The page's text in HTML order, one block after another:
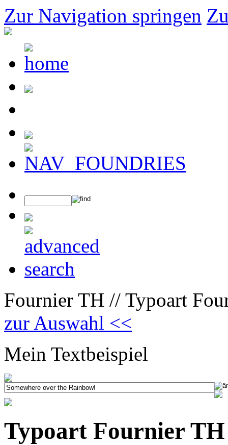
Zur Navigation springen
Fournier TH // Typoart
zur Auswahl <<
Mein Textbeispiel
Typoart Fournier